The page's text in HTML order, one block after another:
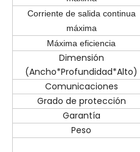
Corriente de salida continua
máxima
Máxima eficiencia
Dimensión
(Ancho*Profundidad*Alto)
Comunicaciones
Grado de protección
Garantía
Peso